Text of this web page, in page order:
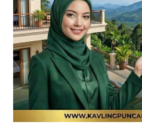
|
Dekat
Tol
Citeureup
–
Puncak
2